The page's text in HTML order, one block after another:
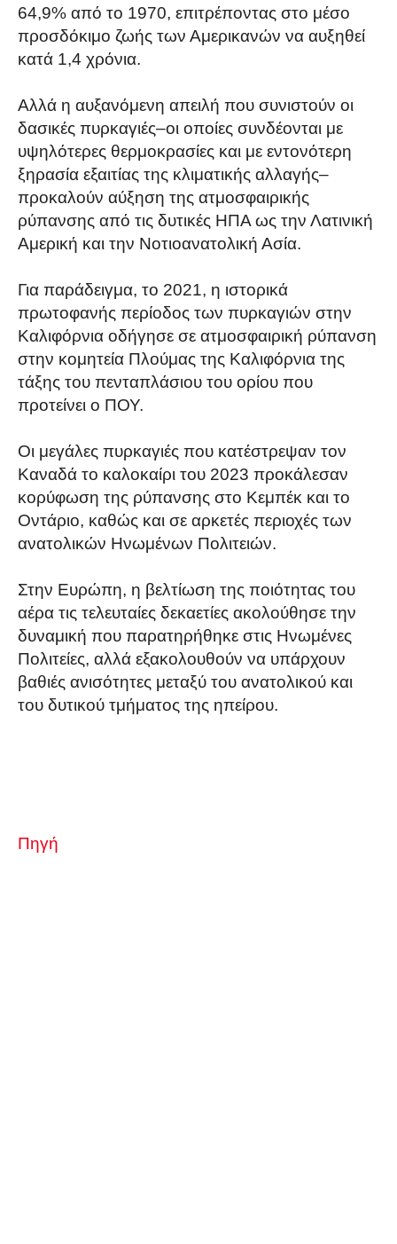
64,9% από το 1970, επιτρέποντας στο μέσο
προσδόκιμο ζωής των Αμερικανών να αυξηθεί
κατά 1,4 χρόνια.
Αλλά η αυξανόμενη απειλή που συνιστούν οι
δασικές πυρκαγιές–οι οποίες συνδέονται με
υψηλότερες θερμοκρασίες και με εντονότερη
ξηρασία εξαιτίας της κλιματικής αλλαγής–
προκαλούν αύξηση της ατμοσφαιρικής
ρύπανσης από τις δυτικές ΗΠΑ ως την Λατινική
Αμερική και την Νοτιοανατολική Ασία.
Για παράδειγμα, το 2021, η ιστορικά
πρωτοφανής περίοδος των πυρκαγιών στην
Καλιφόρνια οδήγησε σε ατμοσφαιρική ρύπανση
στην κομητεία Πλούμας της Καλιφόρνια της
τάξης του πενταπλάσιου του ορίου που
προτείνει ο ΠΟΥ.
Οι μεγάλες πυρκαγιές που κατέστρεψαν τον
Καναδά το καλοκαίρι του 2023 προκάλεσαν
κορύφωση της ρύπανσης στο Κεμπέκ και το
Οντάριο, καθώς και σε αρκετές περιοχές των
ανατολικών Ηνωμένων Πολιτειών.
Στην Ευρώπη, η βελτίωση της ποιότητας του
αέρα τις τελευταίες δεκαετίες ακολούθησε την
δυναμική που παρατηρήθηκε στις Ηνωμένες
Πολιτείες, αλλά εξακολουθούν να υπάρχουν
βαθιές ανισότητες μεταξύ του ανατολικού και
του δυτικού τμήματος της ηπείρου.
Πηγή